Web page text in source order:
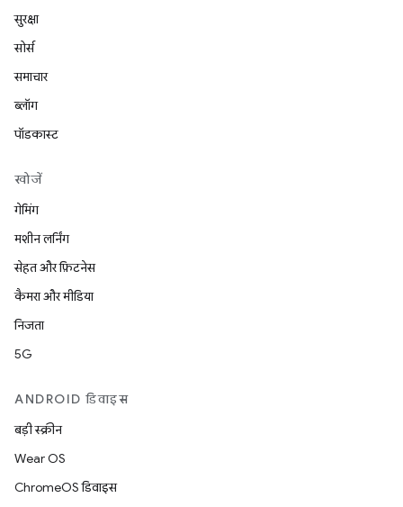
सुरक्षा
सोर्स
समाचार
ब्लॉग
पॉडकास्ट
खोजें
गेमिंग
मशीन लर्निंग
सेहत और फ़िटनेस
कैमरा और मीडिया
निजता
5G
ANDROID डिवाइस
बड़ी स्क्रीन
Wear OS
ChromeOS डिवाइस